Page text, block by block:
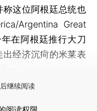
这位阿根廷总统也
Argentina Great
在阿根廷推行大刀
经济沉疴的米莱表
继续阅读